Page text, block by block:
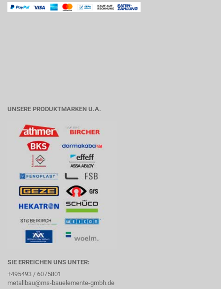
UNSERE PRODUKTMARKEN U.A.
SIE ERREICHEN UNS UNTER:
+495493 / 6075801
metallbau@ms-bauelemente-gmbh.de